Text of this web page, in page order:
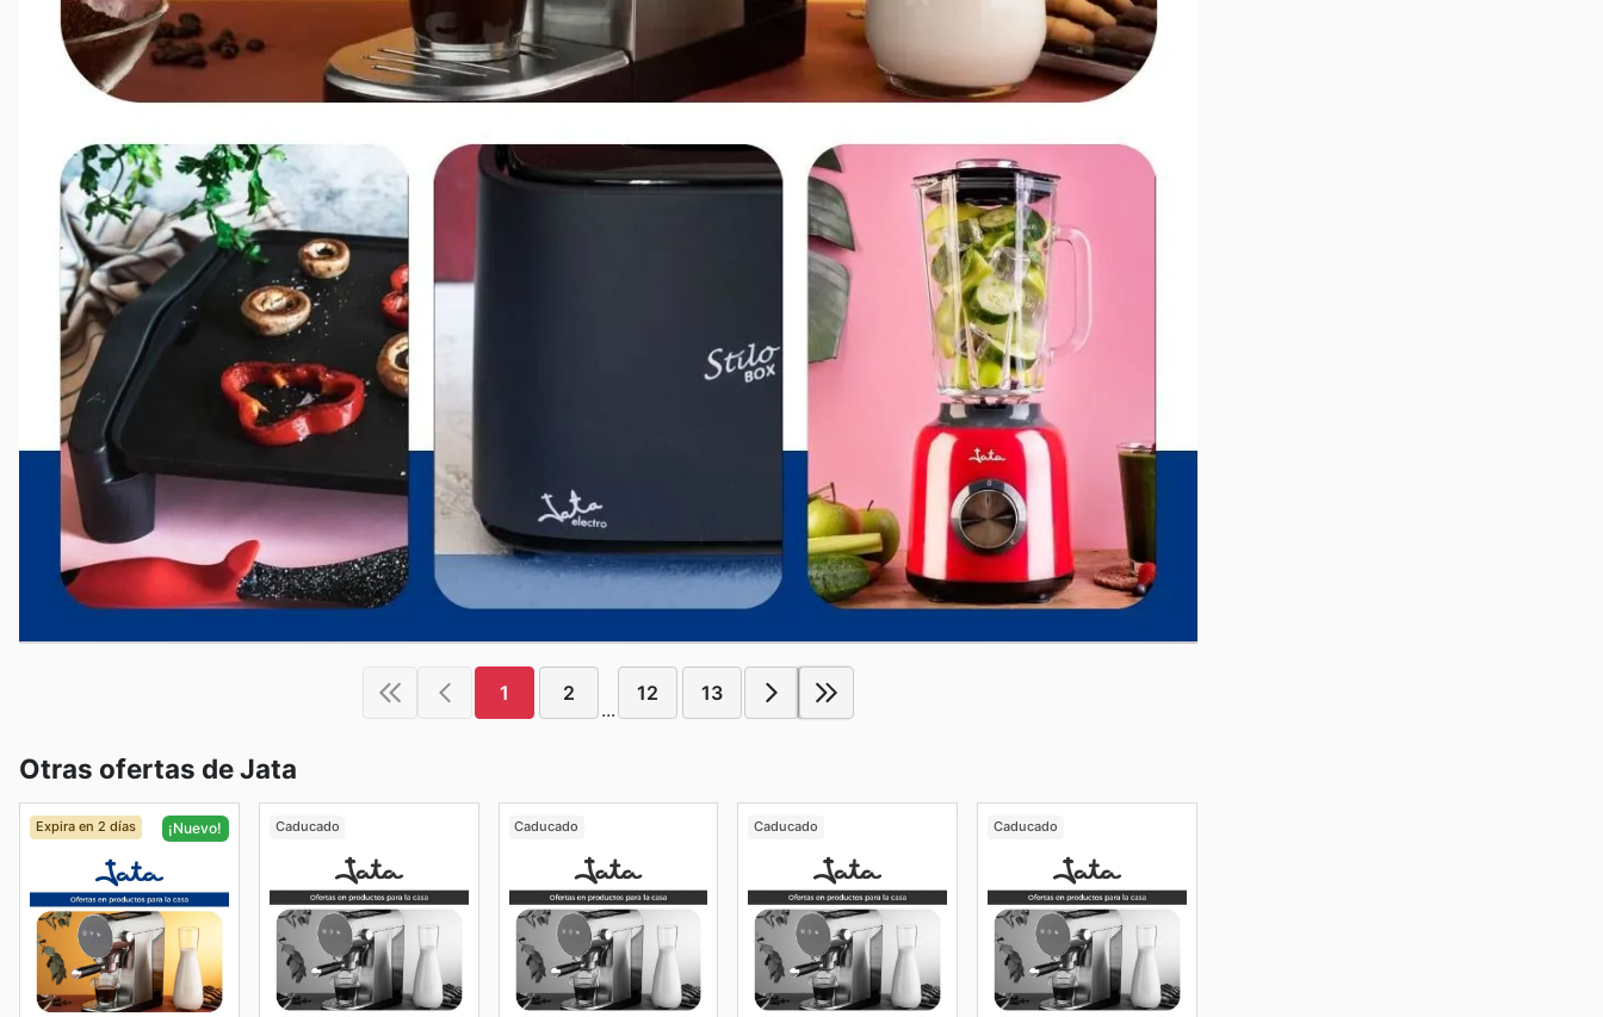
1 2
...
12 13
Otras ofertas de Jata
Expira en 2 días ¡Nuevo! Caducado Caducado Caducado Caducado